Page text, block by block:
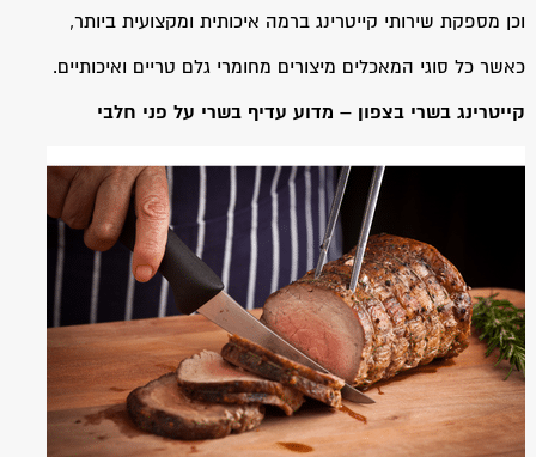
וכן מספקת שירותי קייטרינג ברמה איכותית ומקצועית ביותר,
כאשר כל סוגי המאכלים מיצורים מחומרי גלם טריים ואיכותיים.
קייטרינג בשרי בצפון – מדוע עדיף בשרי על פני חלבי